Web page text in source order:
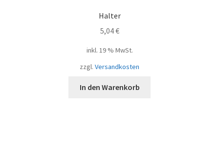
Halter
5,04€
inkl. 19 % MwSt.
zzgl. Versandkosten
In den Warenkorb